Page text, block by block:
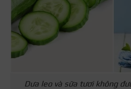
Dưa leo và sữa tươi không